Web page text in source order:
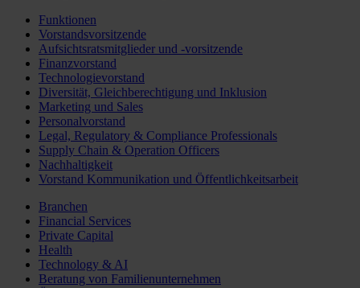
Funktionen
Vorstandsvorsitzende
Aufsichtsratsmitglieder und -vorsitzende
Finanzvorstand
Technologievorstand
Diversität, Gleichberechtigung und Inklusion
Marketing und Sales
Personalvorstand
Legal, Regulatory & Compliance Professionals
Supply Chain & Operation Officers
Nachhaltigkeit
Vorstand Kommunikation und Öffentlichkeitsarbeit
Branchen
Financial Services
Private Capital
Health
Technology & AI
Beratung von Familienunternehmen